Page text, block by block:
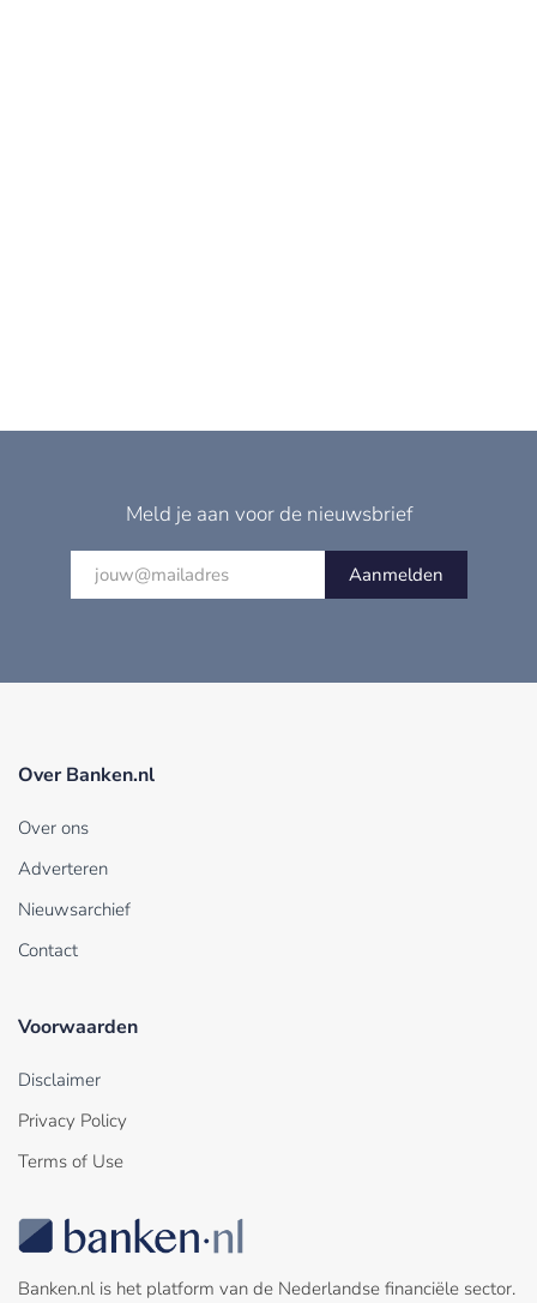
Meld je aan voor de nieuwsbrief
Aanmelden
Over Banken.nl
Over ons
Adverteren
Nieuwsarchief
Contact
Voorwaarden
Disclaimer
Privacy Policy
Terms of Use
Banken.nl is het platform van de Nederlandse financiële sector.